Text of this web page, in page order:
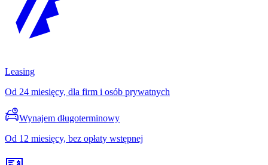
Leasing
Od 24 miesięcy, dla firm i osób prywatnych
Wynajem długoterminowy
Od 12 miesięcy, bez opłaty wstępnej